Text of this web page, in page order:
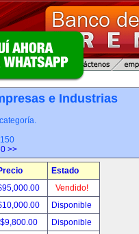
e Industrias
>>
Estado
Vendido!
Disponible
$9,800.00
Disponible